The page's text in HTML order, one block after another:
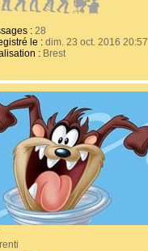
:28
le :dim. 23 oct. 2016 20:57
:Brest